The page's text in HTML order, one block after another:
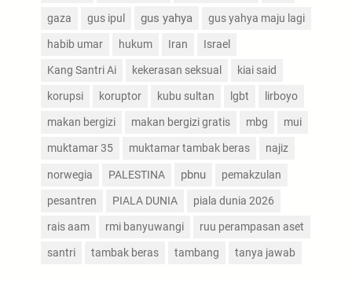
gaza gus ipul gus yahya gus yahya maju lagi
habib umar hukum Iran Israel
Kang Santri Ai kekerasan seksual kiai said
korupsi koruptor kubu sultan lgbt lirboyo
makan bergizi makan bergizi gratis mbg mui
muktamar 35 muktamar tambak beras najiz
norwegia PALESTINA pbnu pemakzulan
pesantren PIALA DUNIA piala dunia 2026
rais aam rmi banyuwangi ruu perampasan aset
santri tambak beras tambang tanya jawab